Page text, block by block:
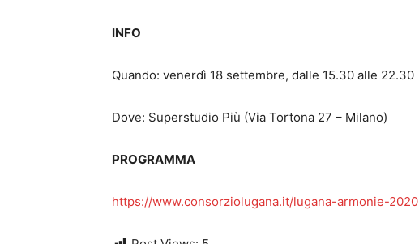
INFO
Quando: venerdì 18 settembre, dalle 15.30 alle 22.30
Dove: Superstudio Più (Via Tortona 27 – Milano)
PROGRAMMA
https://www.consorziolugana.it/lugana-armonie-2020